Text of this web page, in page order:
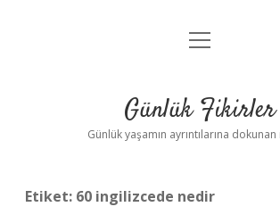
Anasayfa
Yasal Uyarı
menüyü
Günlük Fikirler
Günlük yaşamın ayrıntılarına
Etiket: 60 ingilizcede nedir